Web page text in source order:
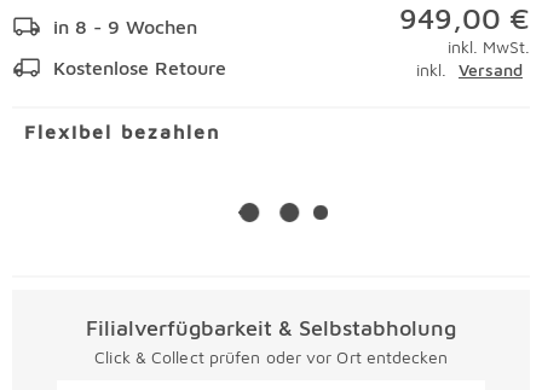
in 8 - 9 Wochen
Kostenlose Retoure
949,00 €
inkl. MwSt.
inkl.
Versand
Flexibel bezahlen
Filialverfügbarkeit & Selbstabholung
Click & Collect prüfen oder vor Ort entdecken